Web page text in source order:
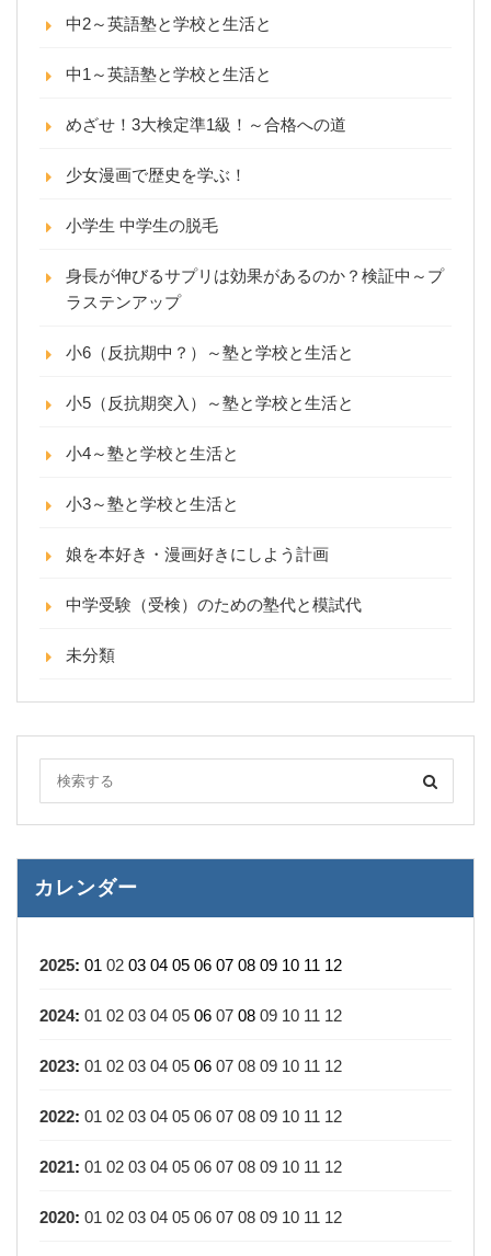
中2～英語塾と学校と生活と
中1～英語塾と学校と生活と
めざせ！3大検定準1級！～合格への道
少女漫画で歴史を学ぶ！
小学生 中学生の脱毛
身長が伸びるサプリは効果があるのか？検証中～プ
ラステンアップ
小6（反抗期中？）～塾と学校と生活と
小5（反抗期突入）～塾と学校と生活と
小4～塾と学校と生活と
小3～塾と学校と生活と
娘を本好き・漫画好きにしよう計画
中学受験（受検）のための塾代と模試代
未分類
カレンダー
2025: 01 02 03 04 05 06 07 08 09 10 11 12
2024: 01 02 03 04 05 06 07 08 09 10 11 12
2023: 01 02 03 04 05 06 07 08 09 10 11 12
2022: 01 02 03 04 05 06 07 08 09 10 11 12
2021: 01 02 03 04 05 06 07 08 09 10 11 12
2020: 01 02 03 04 05 06 07 08 09 10 11 12